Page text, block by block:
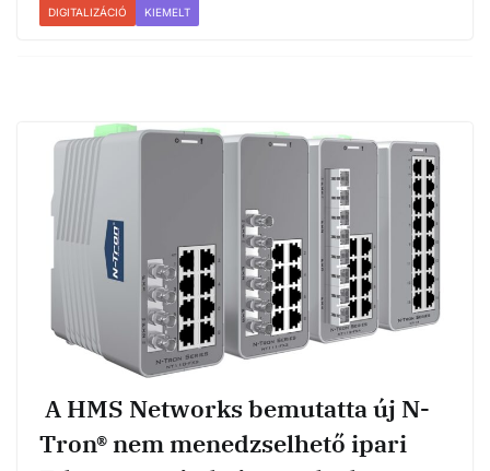
DIGITALIZÁCIÓ KIEMELT
A HMS Networks bemutatta új N-
Tron® nem menedzselhető ipari